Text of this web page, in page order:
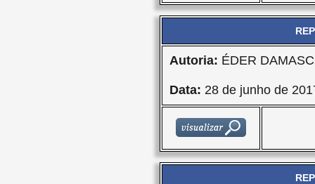
Autoria: ÉDER
Data: 28 de junho de